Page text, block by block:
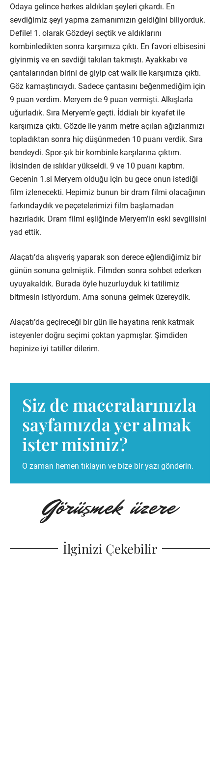
Odaya gelince herkes aldıkları şeyleri çıkardı. En
sevdiğimiz şeyi yapma zamanımızın geldiğini biliyorduk.
Defile! 1. olarak Gözdeyi seçtik ve aldıklarını
kombinledikten sonra karşımıza çıktı. En favori elbisesini
giyinmiş ve en sevdiği takıları takmıştı. Ayakkabı ve
çantalarından birini de giyip cat walk ile karşımıza çıktı.
Göz kamaştırıcıydı. Sadece çantasını beğenmediğim için
9 puan verdim. Meryem de 9 puan vermişti. Alkışlarla
uğurladık. Sıra Meryem’e geçti. İddialı bir kıyafet ile
karşımıza çıktı. Gözde ile yarım metre açılan ağızlarımızı
topladıktan sonra hiç düşünmeden 10 puanı verdik. Sıra
bendeydi. Spor-şık bir kombinle karşılarına çıktım.
İkisinden de ıslıklar yükseldi. 9 ve 10 puanı kaptım.
Gecenin 1.si Meryem olduğu için bu gece onun istediği
film izlenecekti. Hepimiz bunun bir dram filmi olacağının
farkındaydık ve peçetelerimizi film başlamadan
hazırladık. Dram filmi eşliğinde Meryem’in eski sevgilisini
yad ettik.
Alaçatı’da alışveriş yaparak son derece eğlendiğimiz bir
günün sonuna gelmiştik. Filmden sonra sohbet ederken
uyuyakaldık. Burada öyle huzurluyduk ki tatilimiz
bitmesin istiyordum. Ama sonuna gelmek üzereydik.
Alaçatı’da geçireceği bir gün ile hayatına renk katmak
isteyenler doğru seçimi çoktan yapmışlar. Şimdiden
hepinize iyi tatiller dilerim.
Siz de macera­larınızla
sayfamızda yer almak
ister misiniz?
O zaman hemen tıklayın ve bize bir yazı gönderin.
İlginizi Çekebilir